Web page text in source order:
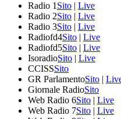
Radio 1 Sito | Live
Radio 2Sito | Live
Radio 3Sito | Live
Radiofd4Sito | Live
Radiofd5Sito | Live
IsoradioSito | Live
CCISSSito
GR ParlamentoSito |
Giornale RadioSito
Web Radio 6Sito | Live
Web Radio 7Sito | Live